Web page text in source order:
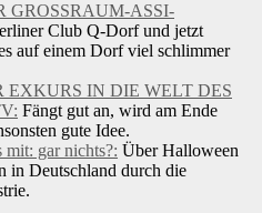
GROSSRAUM-ASSI-
Club Q-Dorf und jetzt
auf einem Dorf viel schlimmer
EXKURS IN DIE WELT DES
Fängt gut an, wird am Ende
gute Idee.
mit: gar nichts?: Über Halloween
in Deutschland durch die